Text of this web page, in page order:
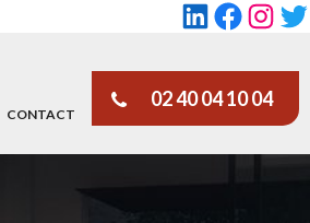
LinkedIn
CONTACT
02 40 04 10 04